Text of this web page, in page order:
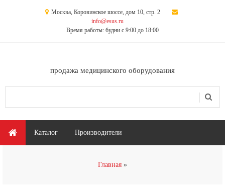
Москва, Коровинское шоссе, дом 10, стр. 2
info@esus.ru
Время работы: будни с 9:00 до 18:00
продажа медицинского оборудования
Главное меню
Каталог Производители
Главная